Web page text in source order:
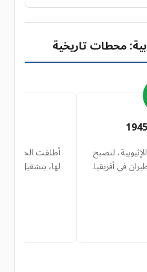
محطات تاريخية
لتصبح
في أفريقيا.
أطلقت الخطوط
لها، بتشغيل